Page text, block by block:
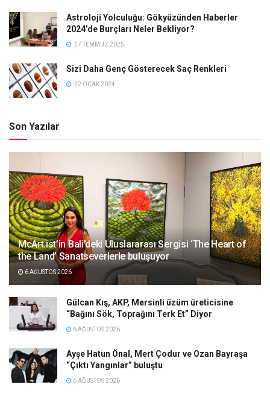
Astroloji Yolculuğu: Gökyüzünden Haberler
2024’de Burçları Neler Bekliyor?
27 TEMMUZ 2025
Sizi Daha Genç Gösterecek Saç Renkleri
22 OCAK 2024
Son Yazılar
McArt.ist’in Bali’deki Uluslararası Sergisi ‘The Heart of
the Land’ Sanatseverlerle buluşuyor
6 AĞUSTOS 2026
Gülcan Kış, AKP, Mersinli üzüm üreticisine
“Bağını Sök, Toprağını Terk Et” Diyor
6 AĞUSTOS 2026
Ayşe Hatun Önal, Mert Çodur ve Ozan Bayraşa
“Çıktı Yangınlar” buluştu
6 AĞUSTOS 2026